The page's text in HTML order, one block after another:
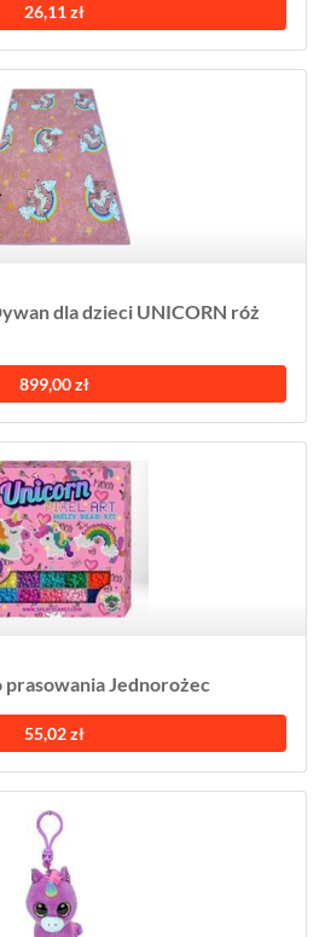
26,11 zł
dla dzieci UNICORN róż
899,00 zł
Jednorożec
55,02 zł